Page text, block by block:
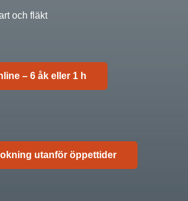
och fläkt
– 6 åk eller 1 h
utanför öppettider